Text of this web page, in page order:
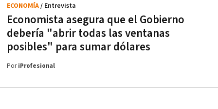
Economista asegura que el Gobierno
debería "abrir todas las ventanas
posibles" para sumar dólares
ECONOMÍA/ Entrevista
PoriProfesional